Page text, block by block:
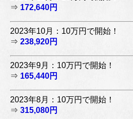
⇒ 172,640円
2023年10月：10万円で開始！
⇒ 238,920円
2023年9月：10万円で開始！
⇒ 165,440円
2023年8月：10万円で開始！
⇒ 315,080円